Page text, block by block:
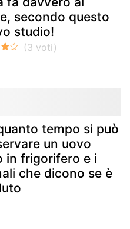
secondo questo
studio!
tempo si può
un uovo
in frigorifero e i
che dicono se è